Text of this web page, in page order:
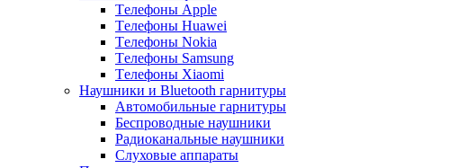
Tелефоны Apple
Tелефоны Huawei
Tелефоны Nokia
Tелефоны Samsung
Tелефоны Xiaomi
Наушники и Bluetooth гарнитуры
Автомобильные гарнитуры
Беспроводные наушники
Радиоканальные наушники
Слуховые аппараты